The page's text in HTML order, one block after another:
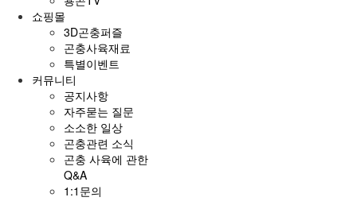
쇼핑몰
3D곤충퍼즐
곤충사육재료
특별이벤트
커뮤니티
공지사항
자주묻는 질문
소소한 일상
곤충관련 소식
곤충 사육에 관한
Q&A
1:1문의